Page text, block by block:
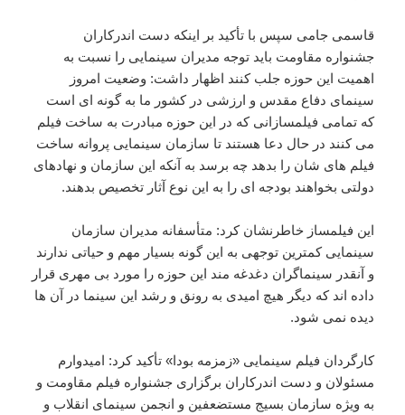
قاسمی جامی سپس با تأکید بر اینکه دست اندرکاران
جشنواره مقاومت باید توجه مدیران سینمایی را نسبت به
اهمیت این حوزه جلب کنند اظهار داشت: وضعیت امروز
سینمای دفاع مقدس و ارزشی در کشور ما به گونه ای است
که تمامی فیلمسازانی که در این حوزه مبادرت به ساخت فیلم
می کنند در حال دعا هستند تا سازمان سینمایی پروانه ساخت
فیلم های شان را بدهد چه برسد به آنکه این سازمان و نهادهای
دولتی بخواهند بودجه ای را به این نوع آثار تخصیص بدهند.
این فیلمساز خاطرنشان کرد: متأسفانه مدیران سازمان
سینمایی کمترین توجهی به این گونه بسیار مهم و حیاتی ندارند
و آنقدر سینماگران دغدغه مند این حوزه را مورد بی مهری قرار
داده اند که دیگر هیچ امیدی به رونق و رشد این سینما در آن ها
دیده نمی شود.
کارگردان فیلم سینمایی «زمزمه بودا» تأکید کرد: امیدوارم
مسئولان و دست اندرکاران برگزاری جشنواره فیلم مقاومت و
به ویژه سازمان بسیج مستضعفین و انجمن سینمای انقلاب و